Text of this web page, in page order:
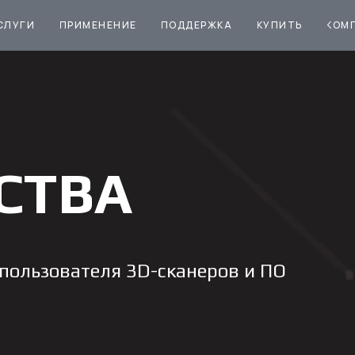
ПРИМЕНЕНИЕ ПОДДЕРЖКА КУПИТЬ
3D-сканеров и ПО